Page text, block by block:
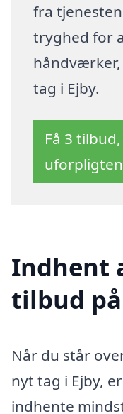
fra
tryghed for
håndværker,
tag i Ejby.
Få 3
Indhent
tilbud
Når du står
nyt tag i Ejby,
indhente